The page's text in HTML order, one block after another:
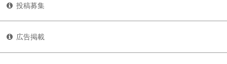
投稿募集
広告掲載